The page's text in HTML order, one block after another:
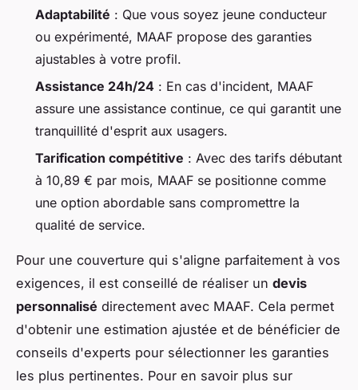
Adaptabilité : Que vous soyez jeune conducteur
ou expérimenté, MAAF propose des garanties
ajustables à votre profil.
Assistance 24h/24 : En cas d'incident, MAAF
assure une assistance continue, ce qui garantit une
tranquillité d'esprit aux usagers.
Tarification compétitive : Avec des tarifs débutant
à 10,89 € par mois, MAAF se positionne comme
une option abordable sans compromettre la
qualité de service.
Pour une couverture qui s'aligne parfaitement à vos
exigences, il est conseillé de réaliser un devis
personnalisé directement avec MAAF. Cela permet
d'obtenir une estimation ajustée et de bénéficier de
conseils d'experts pour sélectionner les garanties
les plus pertinentes. Pour en savoir plus sur